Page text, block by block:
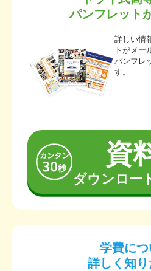
パンフレット
詳しい情
トがメー
パンフレ
す。
資
ダウンロー
学費につ
詳しく知